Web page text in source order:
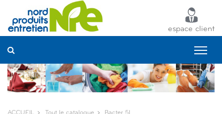
espace client
Panneau de gestion des cookies